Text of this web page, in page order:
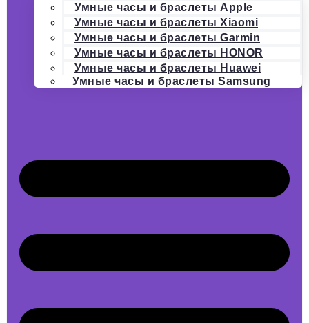
Умные часы и браслеты Apple
Умные часы и браслеты Xiaomi
Умные часы и браслеты Garmin
Умные часы и браслеты HONOR
Умные часы и браслеты Huawei
Умные часы и браслеты Samsung